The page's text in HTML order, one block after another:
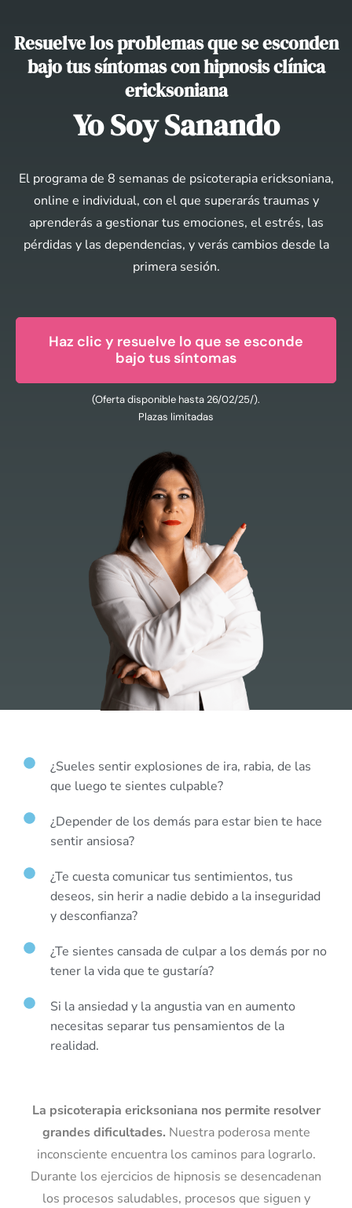
Resuelve los problemas que se esconden
bajo tus síntomas con hipnosis clínica
ericksoniana
Yo Soy Sanando
El programa de 8 semanas de psicoterapia ericksoniana,
online e individual, con el que superarás traumas y
aprenderás a gestionar tus emociones, el estrés, las
pérdidas y las dependencias, y verás cambios desde la
primera sesión.
Haz clic y resuelve lo que se esconde
bajo tus síntomas
(Oferta disponible hasta 26/02/25/).
Plazas limitadas
¿Sueles sentir explosiones de ira, rabia, de las
que luego te sientes culpable?
¿Depender de los demás para estar bien te hace
sentir ansiosa?
¿Te cuesta comunicar tus sentimientos, tus
deseos, sin herir a nadie debido a la inseguridad
y desconfianza?
¿Te sientes cansada de culpar a los demás por no
tener la vida que te gustaría?
Si la ansiedad y la angustia van en aumento
necesitas separar tus pensamientos de la
realidad.
La psicoterapia ericksoniana nos permite resolver
grandes dificultades. Nuestra poderosa mente
inconsciente encuentra los caminos para lograrlo.
Durante los ejercicios de hipnosis se desencadenan
los procesos saludables, procesos que siguen y